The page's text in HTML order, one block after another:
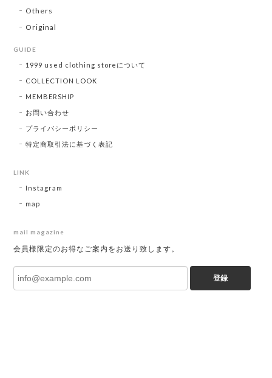
Others
Original
GUIDE
1999 used clothing storeについて
COLLECTION LOOK
MEMBERSHIP
お問い合わせ
プライバシーポリシー
特定商取引法に基づく表記
LINK
Instagram
map
mail magazine
会員様限定のお得なご案内をお送り致します。
登録